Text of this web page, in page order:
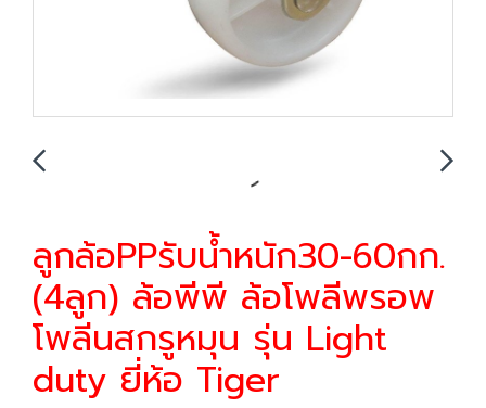
ลูกล้อPPรับน้ำหนัก30-60กก.
(4ลูก) ล้อพีพี ล้อโพลีพรอพ
โพลีนสกรูหมุน รุ่น Light
duty ยี่ห้อ Tiger